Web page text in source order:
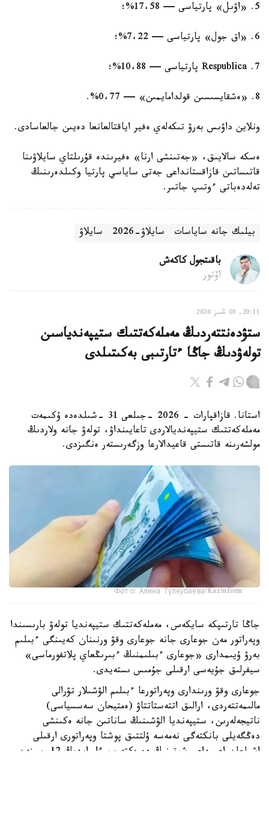
5. «اۋىل» پارتياسى — 17،58%؛
6. «اق جول» پارتياسى — 7،22%؛
7. Respublica پارتياسى — 10،88%؛
8. «ەشقايسىسىن قولدامايمىن» — 0،77%.
ونلاين داۋىس بەرۋ تىكەلەي ەفير اياقتالعانعا دەيىن جالعاسادى.
ەسكە سالايىق، «جەتىنشى ارنا» ەفيرىندە قۇرىلتاي سايلاۋىنا
قاتىساتىن قازاقستانداعى جەتى ساياسي پارتيا وكىلدەرىنىڭ
تەلەدەباتى ءوتىپ جاتىر.
بيلىك جانە ساياسات سايلاۋ-2026 سايلاۋ
باقىتجول كاكەش
اۆتور
20:11, 05 تامىز 2026
ستۋدەنتتەردىڭ مەملەكەتتىك ستيپەندياسىن
تولەۋدىڭ جاڭا ءتارتىبى بەكىتىلدى
استانا. قازاقپارات - 2026 -جىلعى 31 -شىلدەدە ۇكىمەت
مەملەكەتتىك ستيپەنديالاردى تاعايىنداۋ، تولەۋ جانە ولاردىڭ
مولشەرىنە قاتىستى قاعيدالارعا وزگەرىستەر ەنگىزدى.
Фото: Алина Тулеубаева/Kazinform
جاڭا تارتىپكە سايكەس، مەملەكەتتىك ستيپەنديا تولەۋ بارىسىندا
وپەراتور مەن جوعارى جانە جوعارى وقۋ ورنىنان كەيىنگى ءبىلىم
بەرۋ ۇيىمدارى «جوعارى ءبىلىمنىڭ ءبىرىڭعاي پلاتفورماسى»
سيفرلىق جۇيەسى ارقىلى جۇمىس ىستەيدى.
جوعارى وقۋ ورىندارى وپەراتورعا ءبىلىم الۋشىلار تۋرالى
مالىمەتتەردى، ارالىق اتتەستاتتاۋ (ەمتيحان سەسسياسى)
ناتيجەلەرىن، ستيپەنديا الۋشىنىڭ ساناتىن جانە ەكىنشى
دەڭگەيلى بانكتەگى نەمەسە ۇلتتىق پوشتا وپەراتورى ارقىلى
اشىلعان اعىمداعى شوتىنىڭ دەرەكتەرىن ءار ايدىڭ 12-سىنەن